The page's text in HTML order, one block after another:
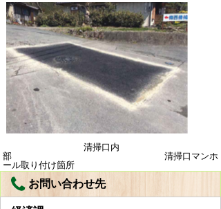
清掃口内
部 清掃口マンホ
ール取り付け箇所
お問い合わせ先